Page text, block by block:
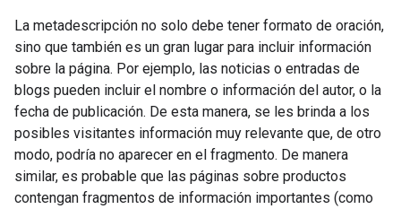
La metadescripción no solo debe tener formato de oración,
sino que también es un gran lugar para incluir información
sobre la página. Por ejemplo, las noticias o entradas de
blogs pueden incluir el nombre o información del autor, o la
fecha de publicación. De esta manera, se les brinda a los
posibles visitantes información muy relevante que, de otro
modo, podría no aparecer en el fragmento. De manera
similar, es probable que las páginas sobre productos
contengan fragmentos de información importantes (como